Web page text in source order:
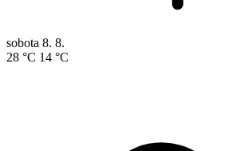
sobota 8. 8.
28 °C 14 °C